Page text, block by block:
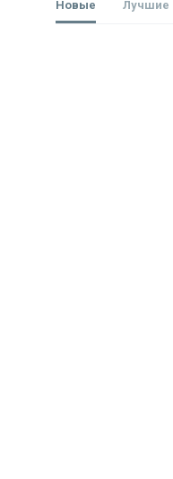
Новые Лучшие